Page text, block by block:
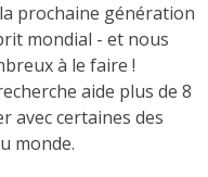
prochaine génération
mondial - et nous
à le faire !
aide plus de 8
avec certaines des
monde.